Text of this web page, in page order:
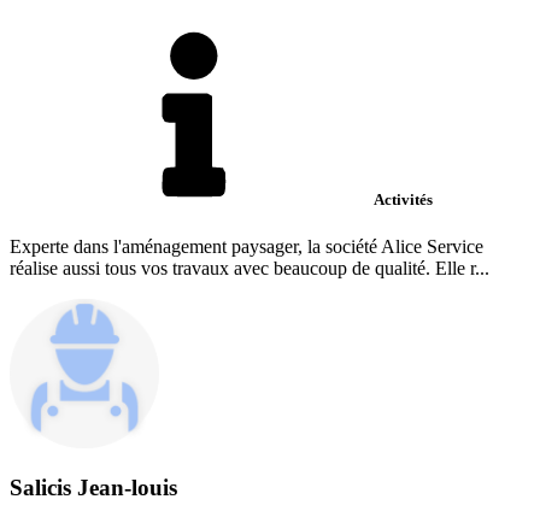
Activités
Experte dans l'aménagement paysager, la société Alice Service
réalise aussi tous vos travaux avec beaucoup de qualité. Elle r...
Salicis Jean-louis